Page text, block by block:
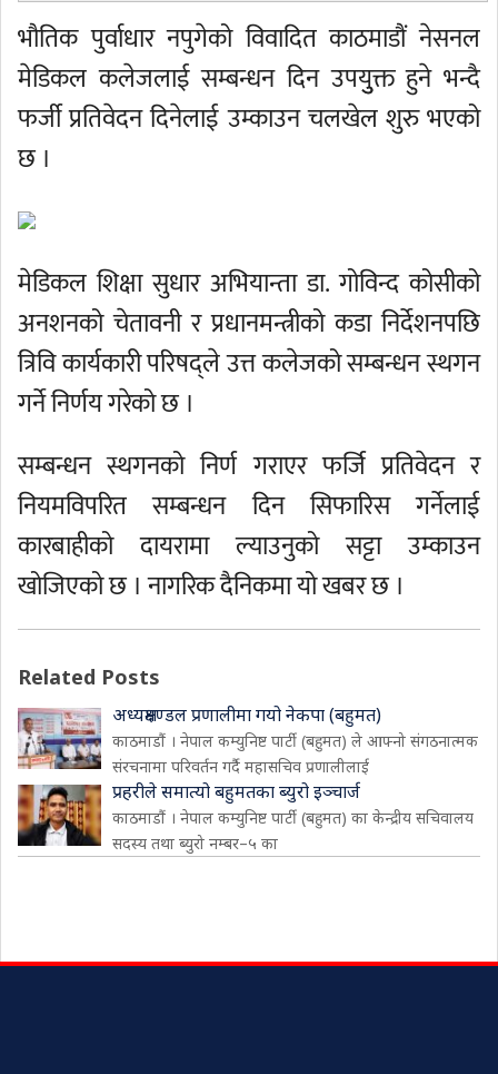
भौतिक पुर्वाधार नपुगेको विवादित काठमाडौं नेसनल
मेडिकल कलेजलाई सम्बन्धन दिन उपयुुक्त हुने भन्दै
फर्जी प्रतिवेदन दिनेलाई उम्काउन चलखेल शुरु भएको
छ ।
मेडिकल शिक्षा सुधार अभियान्ता डा. गोविन्द कोसीको
अनशनको चेतावनी र प्रधानमन्त्रीको कडा निर्देशनपछि
त्रिवि कार्यकारी परिषद्ले उत्त कलेजको सम्बन्धन स्थगन
गर्ने निर्णय गरेको छ ।
सम्बन्धन स्थगनको निर्ण गराएर फर्जि प्रतिवेदन र
नियमविपरित सम्बन्धन दिन सिफारिस गर्नेलाई
कारबाहीको दायरामा ल्याउनुको सट्टा उम्काउन
खोजिएको छ । नागरिक दैनिकमा यो खबर छ ।
Related Posts
अध्यक्षमण्डल प्रणालीमा गयो नेकपा (बहुमत)
काठमाडौं । नेपाल कम्युनिष्ट पार्टी (बहुमत) ले आफ्नो संगठनात्मक
संरचनामा परिवर्तन गर्दै महासचिव प्रणालीलाई
प्रहरीले समात्यो बहुमतका ब्युरो इञ्चार्ज
काठमाडौं । नेपाल कम्युनिष्ट पार्टी (बहुमत) का केन्द्रीय सचिवालय
सदस्य तथा ब्युरो नम्बर–५ का